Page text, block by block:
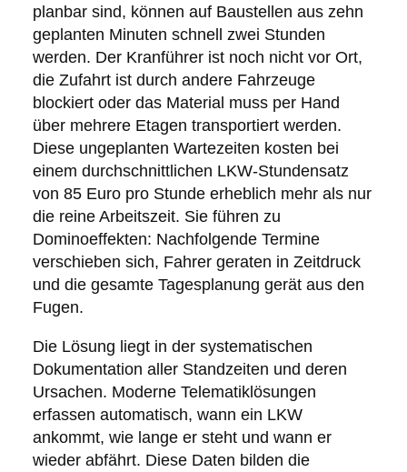
planbar sind, können auf Baustellen aus zehn
geplanten Minuten schnell zwei Stunden
werden. Der Kranführer ist noch nicht vor Ort,
die Zufahrt ist durch andere Fahrzeuge
blockiert oder das Material muss per Hand
über mehrere Etagen transportiert werden.
Diese ungeplanten Wartezeiten kosten bei
einem durchschnittlichen LKW-Stundensatz
von 85 Euro pro Stunde erheblich mehr als nur
die reine Arbeitszeit. Sie führen zu
Dominoeffekten: Nachfolgende Termine
verschieben sich, Fahrer geraten in Zeitdruck
und die gesamte Tagesplanung gerät aus den
Fugen.
Die Lösung liegt in der systematischen
Dokumentation aller Standzeiten und deren
Ursachen. Moderne Telematiklösungen
erfassen automatisch, wann ein LKW
ankommt, wie lange er steht und wann er
wieder abfährt. Diese Daten bilden die